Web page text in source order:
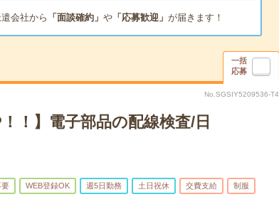
会社から 「面談確約」 や「応募歓迎」 が届きます！
一括
応募
No.SGSIY5209536-T4
！】電子部品の配線検査/日
要 WEB登録OK 週5日勤務 土日祝休 交費支給 制服